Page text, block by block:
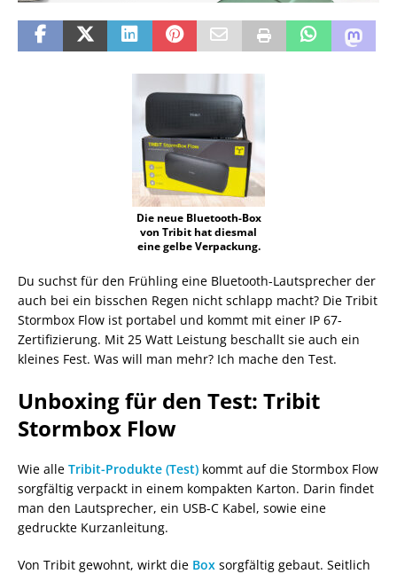
Die neue Bluetooth-Box
von Tribit hat diesmal
eine gelbe Verpackung.
Du suchst für den Frühling eine Bluetooth-Lautsprecher der
auch bei ein bisschen Regen nicht schlapp macht? Die Tribit
Stormbox Flow ist portabel und kommt mit einer IP 67-
Zertifizierung. Mit 25 Watt Leistung beschallt sie auch ein
kleines Fest. Was will man mehr? Ich mache den Test.
Unboxing für den Test: Tribit
Stormbox Flow
Wie alle Tribit-Produkte (Test) kommt auf die Stormbox Flow
sorgfältig verpackt in einem kompakten Karton. Darin findet
man den Lautsprecher, ein USB-C Kabel, sowie eine
gedruckte Kurzanleitung.
Von Tribit gewohnt, wirkt die Box sorgfältig gebaut. Seitlich